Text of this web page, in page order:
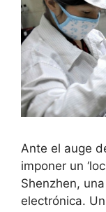
Ante el auge
imponer un
Shenzhen,
electrónica.